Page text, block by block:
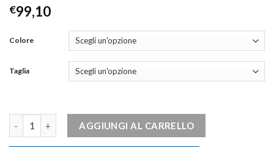
€99,10
Colore
Taglia
AGGIUNGI AL CARRELLO